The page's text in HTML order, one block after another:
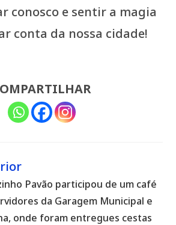
conosco e sentir a magia
conta da nossa cidade!
Pavão participou de um café
da Garagem Municipal e
onde foram entregues cestas